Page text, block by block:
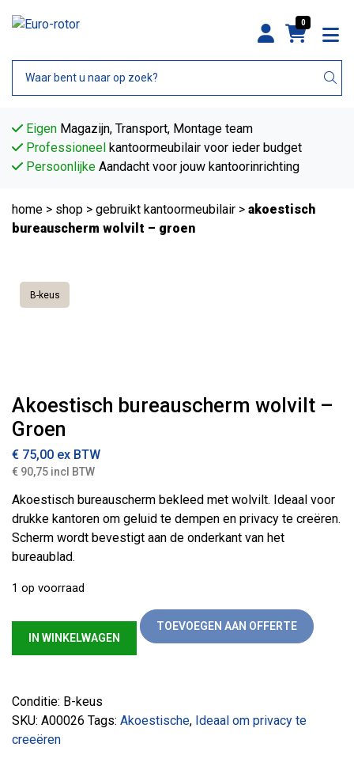
0
Eigen Magazijn, Transport, Montage team
Professioneel kantoormeubilair voor ieder budget
Persoonlijke Aandacht voor jouw kantoorinrichting
home > shop > gebruikt kantoormeubilair > akoestisch
bureauscherm wolvilt – groen
B-keus
Akoestisch bureauscherm wolvilt –
Groen
€ 75,00 ex BTW
€ 90,75 incl BTW
Akoestisch bureauscherm bekleed met wolvilt. Ideaal voor
drukke kantoren om geluid te dempen en privacy te creëren.
Scherm wordt bevestigt aan de onderkant van het
bureaublad.
1 op voorraad
Akoestisch bureauscherm wolvilt – Groen aantal
IN WINKELWAGEN
TOEVOEGEN AAN OFFERTE
Conditie: B-keus
SKU: A00026 Tags: Akoestische, Ideaal om privacy te
creeëren